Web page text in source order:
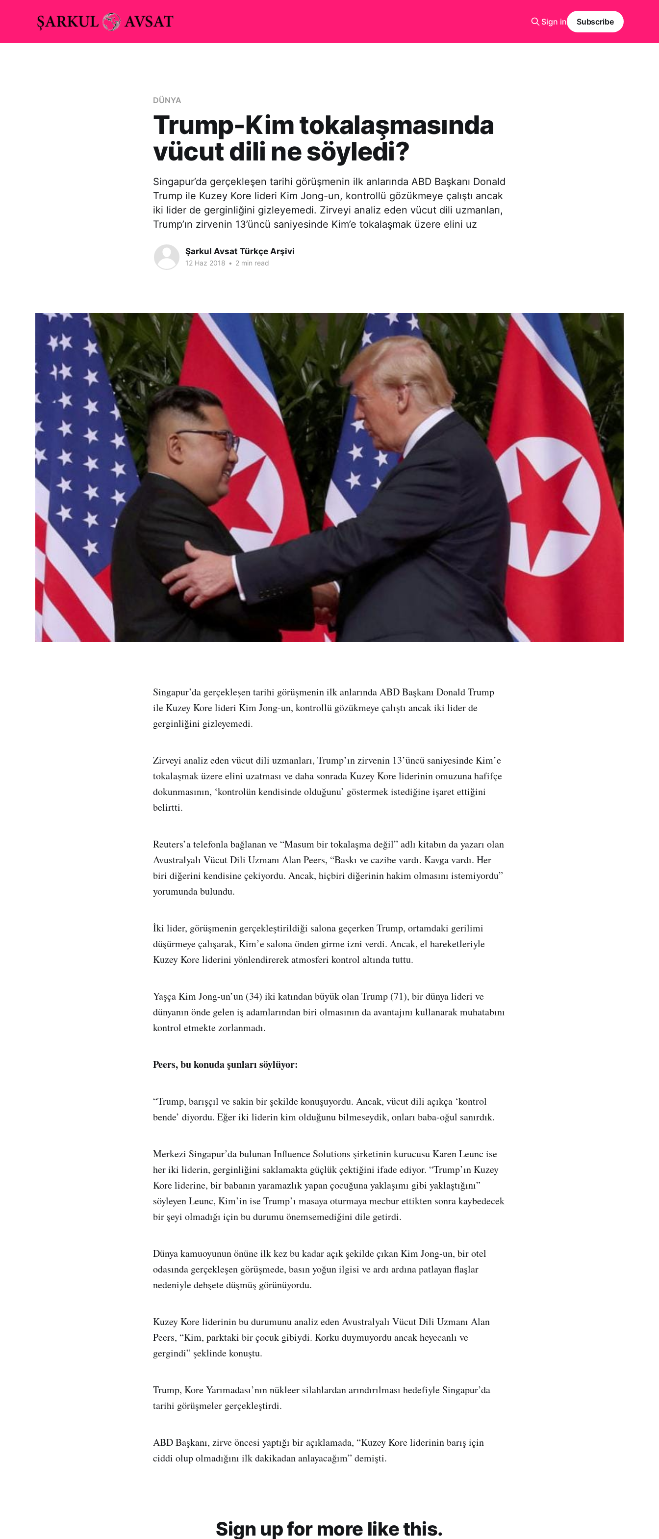
Sign in Subscribe
DÜNYA
Trump-Kim tokalaşmasında
vücut dili ne söyledi?
Singapur’da gerçekleşen tarihi görüşmenin ilk anlarında ABD Başkanı Donald
Trump ile Kuzey Kore lideri Kim Jong-un, kontrollü gözükmeye çalıştı ancak
iki lider de gerginliğini gizleyemedi. Zirveyi analiz eden vücut dili uzmanları,
Trump’ın zirvenin 13’üncü saniyesinde Kim’e tokalaşmak üzere elini uz
Şarkul Avsat Türkçe Arşivi
12 Haz 2018 • 2 min read
Singapur’da gerçekleşen tarihi görüşmenin ilk anlarında ABD Başkanı Donald Trump
ile Kuzey Kore lideri Kim Jong-un, kontrollü gözükmeye çalıştı ancak iki lider de
gerginliğini gizleyemedi.
Zirveyi analiz eden vücut dili uzmanları, Trump’ın zirvenin 13’üncü saniyesinde Kim’e
tokalaşmak üzere elini uzatması ve daha sonrada Kuzey Kore liderinin omuzuna hafifçe
dokunmasının, ‘kontrolün kendisinde olduğunu’ göstermek istediğine işaret ettiğini
belirtti.
Reuters’a telefonla bağlanan ve “Masum bir tokalaşma değil” adlı kitabın da yazarı olan
Avustralyalı Vücut Dili Uzmanı Alan Peers, “Baskı ve cazibe vardı. Kavga vardı. Her
biri diğerini kendisine çekiyordu. Ancak, hiçbiri diğerinin hakim olmasını istemiyordu”
yorumunda bulundu.
İki lider, görüşmenin gerçekleştirildiği salona geçerken Trump, ortamdaki gerilimi
düşürmeye çalışarak, Kim’e salona önden girme izni verdi. Ancak, el hareketleriyle
Kuzey Kore liderini yönlendirerek atmosferi kontrol altında tuttu.
Yaşça Kim Jong-un’un (34) iki katından büyük olan Trump (71), bir dünya lideri ve
dünyanın önde gelen iş adamlarından biri olmasının da avantajını kullanarak muhatabını
kontrol etmekte zorlanmadı.
Peers, bu konuda şunları söylüyor:
“Trump, barışçıl ve sakin bir şekilde konuşuyordu. Ancak, vücut dili açıkça ‘kontrol
bende’ diyordu. Eğer iki liderin kim olduğunu bilmeseydik, onları baba-oğul sanırdık.
Merkezi Singapur’da bulunan Influence Solutions şirketinin kurucusu Karen Leunc ise
her iki liderin, gerginliğini saklamakta güçlük çektiğini ifade ediyor. “Trump’ın Kuzey
Kore liderine, bir babanın yaramazlık yapan çocuğuna yaklaşımı gibi yaklaştığını”
söyleyen Leunc, Kim’in ise Trump’ı masaya oturmaya mecbur ettikten sonra kaybedecek
bir şeyi olmadığı için bu durumu önemsemediğini dile getirdi.
Dünya kamuoyunun önüne ilk kez bu kadar açık şekilde çıkan Kim Jong-un, bir otel
odasında gerçekleşen görüşmede, basın yoğun ilgisi ve ardı ardına patlayan flaşlar
nedeniyle dehşete düşmüş görünüyordu.
Kuzey Kore liderinin bu durumunu analiz eden Avustralyalı Vücut Dili Uzmanı Alan
Peers, “Kim, parktaki bir çocuk gibiydi. Korku duymuyordu ancak heyecanlı ve
gergindi” şeklinde konuştu.
Trump, Kore Yarımadası’nın nükleer silahlardan arındırılması hedefiyle Singapur’da
tarihi görüşmeler gerçekleştirdi.
ABD Başkanı, zirve öncesi yaptığı bir açıklamada, “Kuzey Kore liderinin barış için
ciddi olup olmadığını ilk dakikadan anlayacağım” demişti.
Sign up for more like this.